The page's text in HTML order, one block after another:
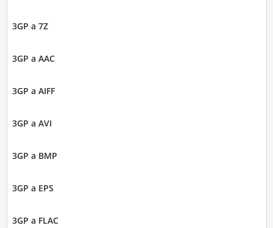
3GP a 7Z
3GP a AAC
3GP a AIFF
3GP a AVI
3GP a BMP
3GP a EPS
3GP a FLAC